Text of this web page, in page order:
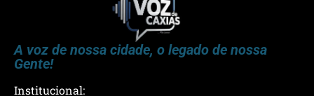
A voz de nossa cidade, o legado de nossa
Gente!
Institucional: